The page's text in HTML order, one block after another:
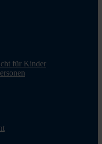
für Kinder